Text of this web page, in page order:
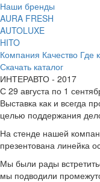
Наши бренды
AURA FRESH
AUTOLUXE
HITO
Компания Качество Где
Скачать каталог
ИНТЕРАВТО - 2017
С 29 августа по 1
Выставка как и всегда
целью поддержания
На стенде нашей
презентована линейка
Мы были рады
мы подводили